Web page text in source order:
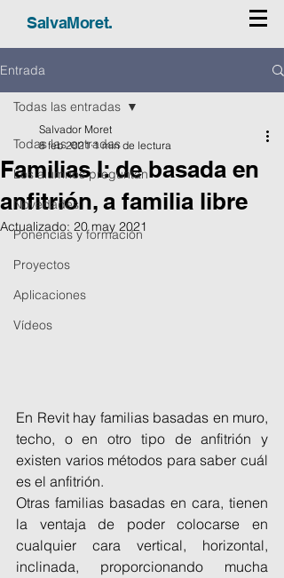
SalvaMoret.
Entrada
Todas las entradas
Los alumnos preguntan
Novedades
Ponencias y formación
Proyectos
Aplicaciones
Vídeos
Todas las entradas
Familias I: de basada en
anfitrión, a familia libre
Salvador Moret
8 feb 2021 1 min de lectura
Actualizado: 20 may 2021
En Revit hay familias basadas en muro,
techo, o en otro tipo de anfitrión y
existen varios métodos para saber cuál
es el anfitrión.
Otras familias basadas en cara, tienen
la ventaja de poder colocarse en
cualquier cara vertical, horizontal,
inclinada, proporcionando mucha